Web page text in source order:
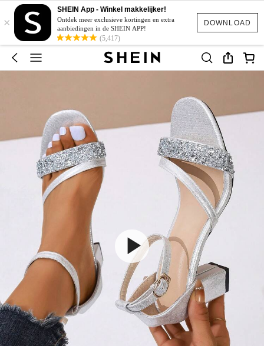
DOWNLOAD
×
SHEIN App - Winkel makkelijker!
Ontdek meer exclusieve kortingen en extra
aanbiedingen in de SHEIN APP!
(5,417)